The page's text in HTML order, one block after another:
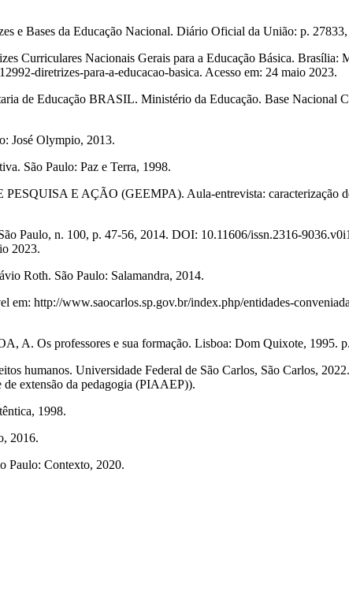
e Bases da Educação Nacional. Diário Oficial da União: p.
Curriculares Nacionais Gerais para a Educação Básica.
diretrizes-para-a-educacao-basica. Acesso em: 24 maio 2023.
de Educação BRASIL. Ministério da Educação. Base Nacional
José Olympio, 2013.
São Paulo: Paz e Terra, 1998.
E AÇÃO (GEEMPA). Aula-entrevista: caracterização
Paulo, n. 100, p. 47-56, 2014. DOI: 10.11606/issn.2316-
2023.
Roth. São Paulo: Salamandra, 2014.
http://www.saocarlos.sp.gov.br/index.php/entidades-
A. Os professores e sua formação. Lisboa: Dom Quixote, 1995.
humanos. Universidade Federal de São Carlos, São Carlos,
extensão da pedagogia (PIAAEP)).
1998.
2016.
Paulo: Contexto, 2020.